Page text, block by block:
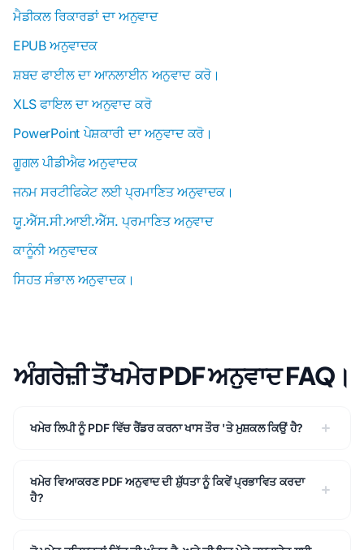
ਮੈਡੀਕਲ ਰਿਕਾਰਡਾਂ ਦਾ ਅਨੁਵਾਦ
EPUB ਅਨੁਵਾਦਕ
ਸ਼ਬਦ ਫਾਈਲ ਦਾ ਆਨਲਾਈਨ ਅਨੁਵਾਦ ਕਰੋ।
XLS ਫਾਇਲ ਦਾ ਅਨੁਵਾਦ ਕਰੋ
PowerPoint ਪੇਸ਼ਕਾਰੀ ਦਾ ਅਨੁਵਾਦ ਕਰੋ।
ਗੂਗਲ ਪੀਡੀਐਫ ਅਨੁਵਾਦਕ
ਜਨਮ ਸਰਟੀਫਿਕੇਟ ਲਈ ਪ੍ਰਮਾਣਿਤ ਅਨੁਵਾਦਕ।
ਯੂ.ਐੱਸ.ਸੀ.ਆਈ.ਐੱਸ. ਪ੍ਰਮਾਣਿਤ ਅਨੁਵਾਦ
ਕਾਨੂੰਨੀ ਅਨੁਵਾਦਕ
ਸਿਹਤ ਸੰਭਾਲ ਅਨੁਵਾਦਕ।
ਅੰਗਰੇਜ਼ੀ ਤੋਂ ਖਮੇਰ PDF ਅਨੁਵਾਦ FAQ।
ਖਮੇਰ ਲਿਪੀ ਨੂੰ PDF ਵਿੱਚ ਰੈਂਡਰ ਕਰਨਾ ਖਾਸ ਤੌਰ 'ਤੇ ਮੁਸ਼ਕਲ ਕਿਉਂ ਹੈ?
ਖਮੇਰ ਵਿਆਕਰਣ PDF ਅਨੁਵਾਦ ਦੀ ਸ਼ੁੱਧਤਾ ਨੂੰ ਕਿਵੇਂ ਪ੍ਰਭਾਵਿਤ ਕਰਦਾ
ਹੈ?